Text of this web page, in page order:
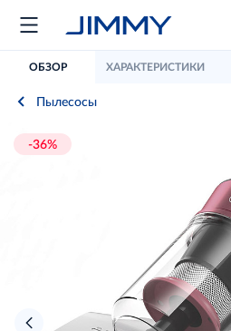
ОБЗОР ХАРАКТЕРИСТИКИ
Пылесосы
‹
-36%